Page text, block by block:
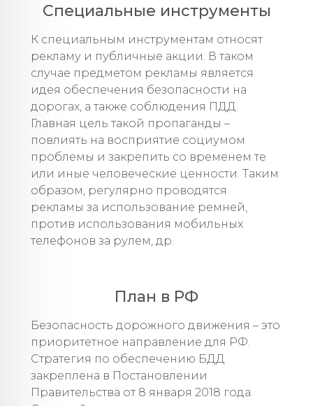
Специальные инструменты
К специальным инструментам относят
рекламу и публичные акции. В таком
случае предметом рекламы является
идея обеспечения безопасности на
дорогах, а также соблюдения ПДД.
Главная цель такой пропаганды –
повлиять на восприятие социумом
проблемы и закрепить со временем те
или иные человеческие ценности. Таким
образом, регулярно проводятся
рекламы за использование ремней,
против использования мобильных
телефонов за рулем, др.
План в РФ
Безопасность дорожного движения – это
приоритетное направление для РФ.
Стратегия по обеспечению БДД
закреплена в Постановлении
Правительства от 8 января 2018 года.